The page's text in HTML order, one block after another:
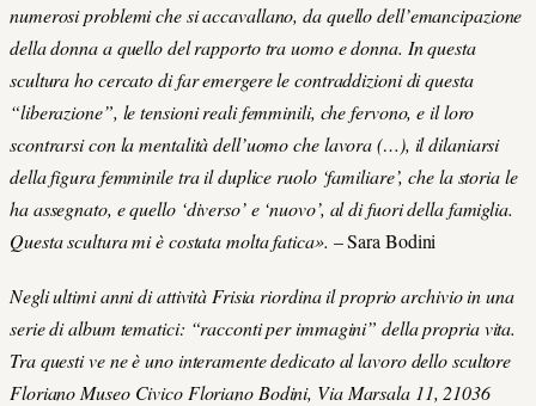
numerosi problemi che si accavallano, da quello dell’emancipazione
della donna a quello del rapporto tra uomo e donna. In questa
scultura ho cercato di far emergere le contraddizioni di questa
“liberazione”, le tensioni reali femminili, che fervono, e il loro
scontrarsi con la mentalità dell’uomo che lavora (…), il dilaniarsi
della figura femminile tra il duplice ruolo ‘familiare’, che la storia le
ha assegnato, e quello ‘diverso’ e ‘nuovo’, al di fuori della famiglia.
Questa scultura mi è costata molta fatica». – Sara Bodini
Negli ultimi anni di attività Frisia riordina il proprio archivio in una
serie di album tematici: “racconti per immagini” della propria vita.
Tra questi ve ne è uno interamente dedicato al lavoro dello scultore
Floriano Museo Civico Floriano Bodini, Via Marsala 11, 21036